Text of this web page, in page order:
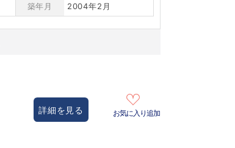
築年月 2004年2月
詳細を見る お気に入り追加